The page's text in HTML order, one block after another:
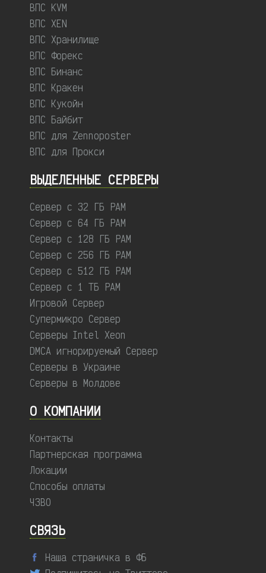
ВПС KVM
ВПС XEN
ВПС Хранилище
ВПС Форекс
ВПС Бинанс
ВПС Кракен
ВПС Кукойн
ВПС Байбит
ВПС для Zennoposter
ВПС для Прокси
ВЫДЕЛЕННЫЕ CЕРВЕРЫ
Сервер с 32 ГБ РАМ
Сервер с 64 ГБ РАМ
Сервер с 128 ГБ РАМ
Сервер с 256 ГБ РАМ
Сервер с 512 ГБ РАМ
Сервер с 1 ТБ РАМ
Игровой Сервер
Супермикро Сервер
Серверы Intel Xeon
DMCA игнорируемый Сервер
Серверы в Украине
Серверы в Молдове
О КОМПАНИИ
Контакты
Партнерская программа
Локации
Способы оплаты
ЧЗВО
СВЯЗЬ
Наша страничка в ФБ